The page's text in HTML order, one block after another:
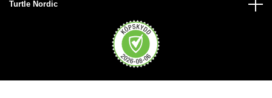
Turtle Nordic